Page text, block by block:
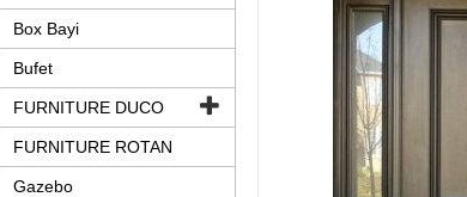
Box Bayi
Bufet
FURNITURE DUCO
FURNITURE ROTAN
Gazebo